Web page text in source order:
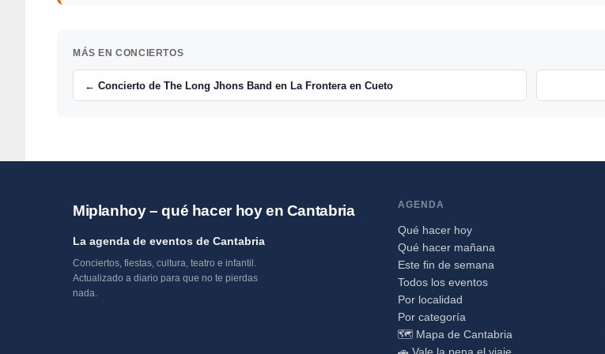
MÁS EN CONCIERTOS
← Concierto de The Long Jhons Band en La Frontera en Cueto
Miplanhoy – qué hacer hoy en Cantabria
La agenda de eventos de Cantabria
Conciertos, fiestas, cultura, teatro e infantil.
Actualizado a diario para que no te pierdas
nada.
AGENDA
Qué hacer hoy
Qué hacer mañana
Este fin de semana
Todos los eventos
Por localidad
Por categoría
🗺️ Mapa de Cantabria